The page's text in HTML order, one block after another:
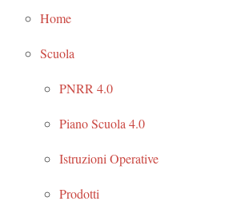
Home
Scuola
PNRR 4.0
Piano Scuola 4.0
Istruzioni Operative
Prodotti